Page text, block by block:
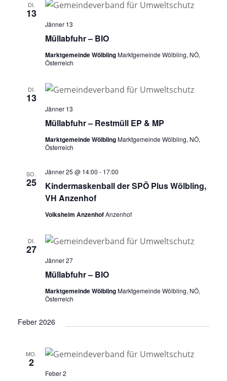
DI.
13
Müllabfuhr – BIO
Jänner 13
Marktgemeinde WölblingMarktgemeinde Wölbling, NÖ,
Österreich
DI.
13
Müllabfuhr – Restmüll EP & MP
Jänner 13
Marktgemeinde WölblingMarktgemeinde Wölbling, NÖ,
Österreich
SO.
25
Kindermaskenball der SPÖ Plus Wölbling,
VH Anzenhof
Jänner 25 @ 14:00 - 17:00
Volksheim AnzenhofAnzenhof
DI.
27
Müllabfuhr – BIO
Jänner 27
Marktgemeinde WölblingMarktgemeinde Wölbling, NÖ,
Österreich
Feber 2026
MO.
2
Feber 2